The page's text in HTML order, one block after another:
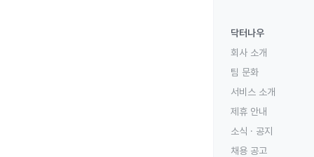
닥터나우
회사 소개
팀 문화
서비스 소개
제휴 안내
소식 · 공지
채용 공고